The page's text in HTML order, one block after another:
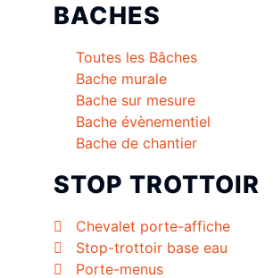
BACHES
Toutes les Bâches
Bache murale
Bache sur mesure
Bache évènementiel
Bache de chantier
STOP TROTTOIR
Chevalet porte-affiche
Stop-trottoir base eau
Porte-menus